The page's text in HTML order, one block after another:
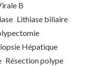
B
Lithiase biliaire
Hépatique
Résection polype